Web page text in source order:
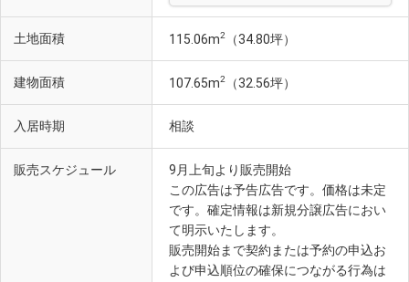
土地面積 115.06m2 （34.80坪）
建物面積 107.65m2 （32.56坪）
入居時期 相談
販売スケジュール
9月上旬より販売開始
この広告は予告広告です。価格は未定
です。確定情報は新規分譲広告におい
て明示いたします。
販売開始まで契約または予約の申込お
よび申込順位の確保につながる行為は